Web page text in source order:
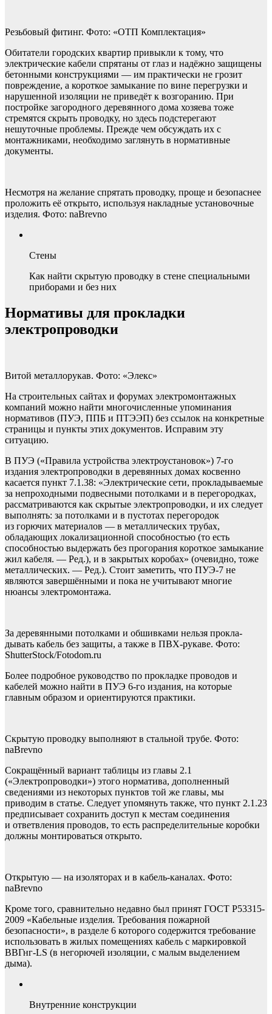
Резьбовый фитинг. Фото: «ОТП Комплектация»
Обитатели городских квартир привыкли к тому, что
электрические кабели спрятаны от глаз и надёжно защищены
бетонными конструкциями — им практически не грозит
повреждение, а короткое замыкание по вине перегрузки и
нарушенной изоляции не приведёт к возгоранию. При
постройке загородного деревянного дома хозяева тоже
стремятся cкрыть проводку, но здесь подстерегают
нешуточные проблемы. Прежде чем обсуждать их с
монтажниками, необходимо заглянуть в нормативные
документы.
Несмотря на желание спрятать проводку, проще и безопаснее
проложить её открыто, используя накладные установочные
изделия. Фото: naBrevno
Стены
Как найти скрытую проводку в стене специальными
приборами и без них
Нормативы для прокладки
электропроводки
Витой металлорукав. Фото: «Элекс»
На строительных сайтах и форумах электромонтажных
компаний можно найти многочисленные упоминания
нормативов (ПУЭ, ППБ и ПТЭЭП) без ссылок на конкретные
страницы и пункты этих документов. Исправим эту
ситуацию.
В ПУЭ («Правила устройства электроустановок») 7-го
издания электропроводки в деревянных домах косвенно
касается пункт 7.1.38: «Электрические сети, прокладываемые
за непроходными подвесными потолками и в перегородках,
рассматриваются как скрытые электропроводки, и их следует
выполнять: за потолками и в пустотах перегородок
из горючих материалов — в металлических трубах,
обладающих локализационной способностью (то есть
способностью выдержать без прогорания короткое замыкание
жил кабеля. — Ред.), и в закрытых коробах» (очевидно, тоже
металлических. — Ред.). Стоит заметить, что ПУЭ-7 не
являются завершёнными и пока не учитывают многие
нюансы электромонтажа.
За деревянными потолками и обшивками нельзя прокла­
дывать кабель без защиты, а также в ПВХ-рукаве. Фото:
ShutterStock/Fotodom.ru
Более подробное руководство по прокладке проводов и
кабелей можно найти в ПУЭ 6-го издания, на которые
главным образом и ориентируются практики.
Скрытую проводку выполняют в стальной трубе. Фото:
naBrevno
Сокращённый вариант таблицы из главы 2.1
(«Электропроводки») этого норматива, дополненный
сведениями из некоторых пунктов той же главы, мы
приводим в статье. Следует упомянуть также, что пункт 2.1.23
предписывает сохранить доступ к местам соединения
и ответвления проводов, то есть распределительные коробки
должны монтироваться открыто.
Открытую — на изоляторах и в кабель-каналах. Фото:
naBrevno
Кроме того, сравнительно недавно был принят ГОСТ Р53315-
2009 «Кабельные изделия. Требования пожарной
безопасности», в разделе 6 которого содержится требование
использовать в жилых помещениях кабель с маркировкой
ВВГнг-LS (в негорючей изоляции, с малым выделением
дыма).
Внутренние конструкции